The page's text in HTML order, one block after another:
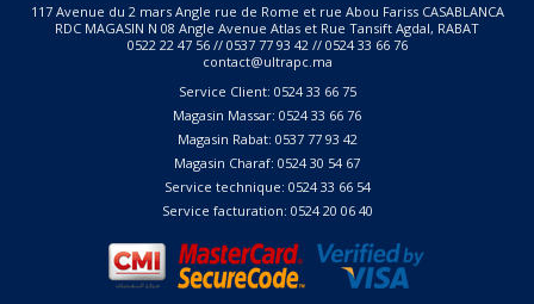
117 Avenue du 2 mars Angle rue de Rome et rue Abou Fariss CASABLANCA
RDC MAGASIN N 08 Angle Avenue Atlas et Rue Tansift Agdal, RABAT
0522 22 47 56 // 0537 77 93 42 // 0524 33 66 76
contact@ultrapc.ma
Service Client: 0524 33 66 75
Magasin Massar: 0524 33 66 76
Magasin Rabat: 0537 77 93 42
Magasin Charaf: 0524 30 54 67
Service technique: 0524 33 66 54
Service facturation: 0524 20 06 40